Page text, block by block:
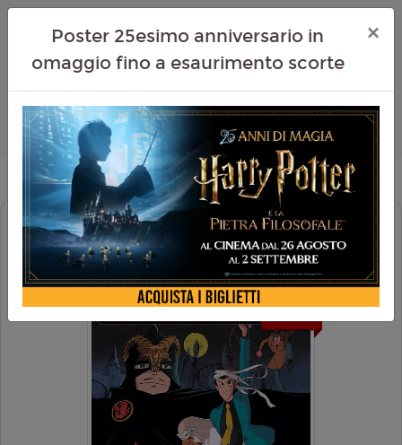
LUPIN III - IL CASTELLO DI
CAGLIOSTRO 4K
Poster 25esimo anniversario in
omaggio fino a esaurimento scorte
×